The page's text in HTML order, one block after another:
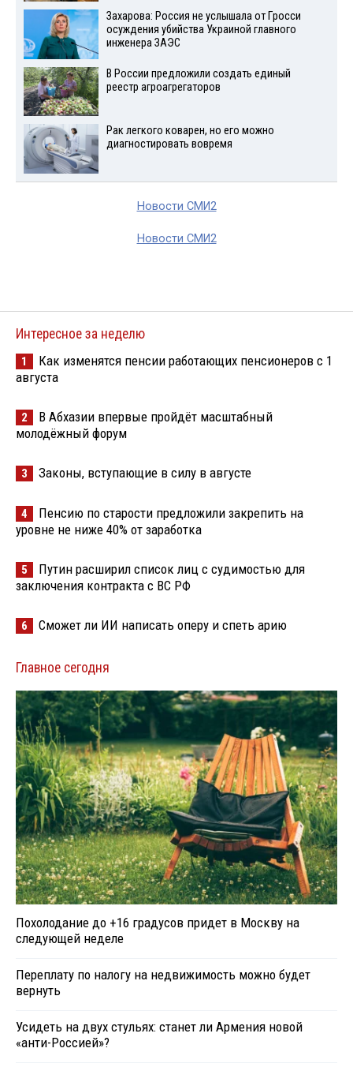
Захарова: Россия не услышала от Гросси
осуждения убийства Украиной главного
инженера ЗАЭС
В России предложили создать единый
реестр агроагрегаторов
Рак легкого коварен, но его можно
диагностировать вовремя
Новости СМИ2
Новости СМИ2
Интересное за неделю
1
Как изменятся пенсии работающих пенсионеров с 1
августа
2
В Абхазии впервые пройдёт масштабный
молодёжный форум
3 Законы, вступающие в силу в августе
4
Пенсию по старости предложили закрепить на
уровне не ниже 40% от заработка
5
Путин расширил список лиц с судимостью для
заключения контракта с ВС РФ
6 Сможет ли ИИ написать оперу и спеть арию
Главное сегодня
Похолодание до +16 градусов придет в Москву на
следующей неделе
Переплату по налогу на недвижимость можно будет
вернуть
Усидеть на двух стульях: станет ли Армения новой
«анти-Россией»?